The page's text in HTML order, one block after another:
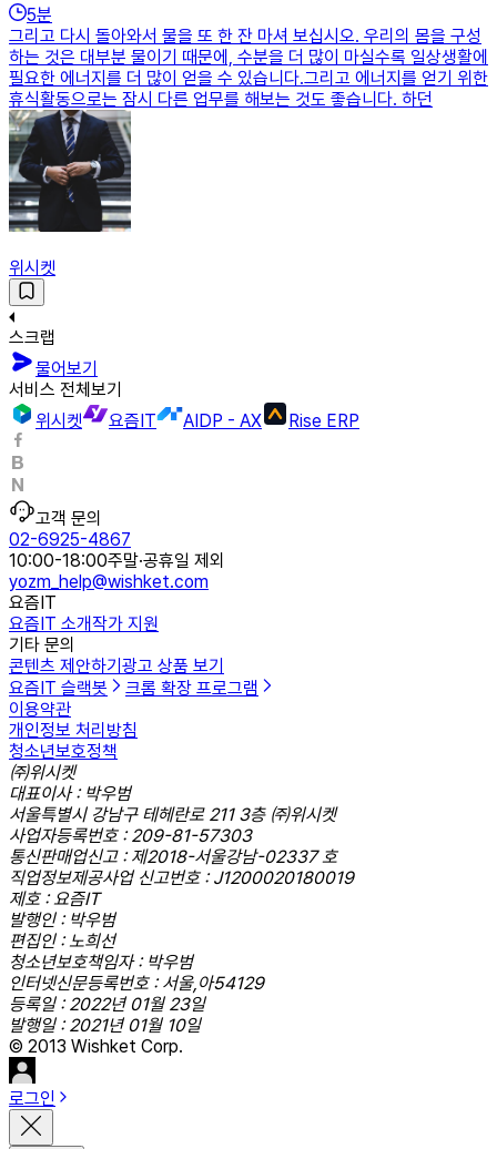
5분
그리고 다시 돌아와서 물을 또 한 잔 마셔 보십시오. 우리의 몸을 구성
하는 것은 대부분 물이기 때문에, 수분을 더 많이 마실수록 일상생활에
필요한 에너지를 더 많이 얻을 수 있습니다.그리고 에너지를 얻기 위한
휴식활동으로는 잠시 다른 업무를 해보는 것도 좋습니다. 하던
위시켓
스크랩
물어보기
서비스 전체보기
위시켓
요즘IT AIDP - AX Rise ERP
고객 문의
02-6925-4867
10:00-18:00주말·공휴일 제외
yozm_help@wishket.com
요즘IT
요즘IT 소개작가 지원
기타 문의
콘텐츠 제안하기광고 상품 보기
요즘IT 슬랙봇
크롬 확장 프로그램
이용약관
개인정보 처리방침
청소년보호정책
㈜위시켓
대표이사 : 박우범
서울특별시 강남구 테헤란로 211 3층 ㈜위시켓
사업자등록번호 : 209-81-57303
통신판매업신고 : 제2018-서울강남-02337 호
직업정보제공사업 신고번호 : J1200020180019
제호 : 요즘IT
발행인 : 박우범
편집인 : 노희선
청소년보호책임자 : 박우범
인터넷신문등록번호 : 서울,아54129
등록일 : 2022년 01월 23일
발행일 : 2021년 01월 10일
© 2013 Wishket Corp.
로그인